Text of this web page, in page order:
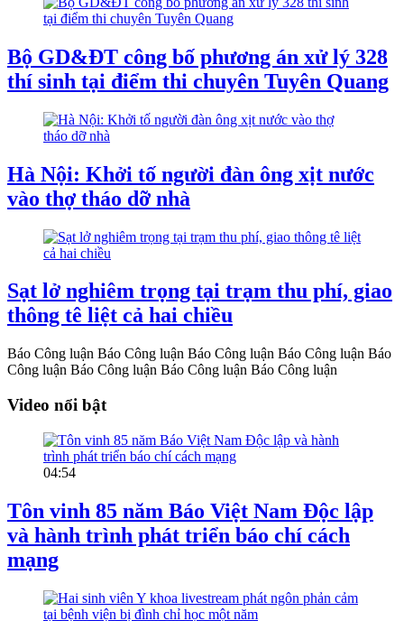
Bộ GD&ĐT công bố phương án xử lý 328
thí sinh tại điểm thi chuyên Tuyên Quang
Hà Nội: Khởi tố người đàn ông xịt nước
vào thợ tháo dỡ nhà
Sạt lở nghiêm trọng tại trạm thu phí, giao
thông tê liệt cả hai chiều
Báo Công luận Báo Công luận Báo Công luận Báo Công luận Báo
Công luận Báo Công luận Báo Công luận Báo Công luận
Video nổi bật
04:54
Tôn vinh 85 năm Báo Việt Nam Độc lập
và hành trình phát triển báo chí cách
mạng